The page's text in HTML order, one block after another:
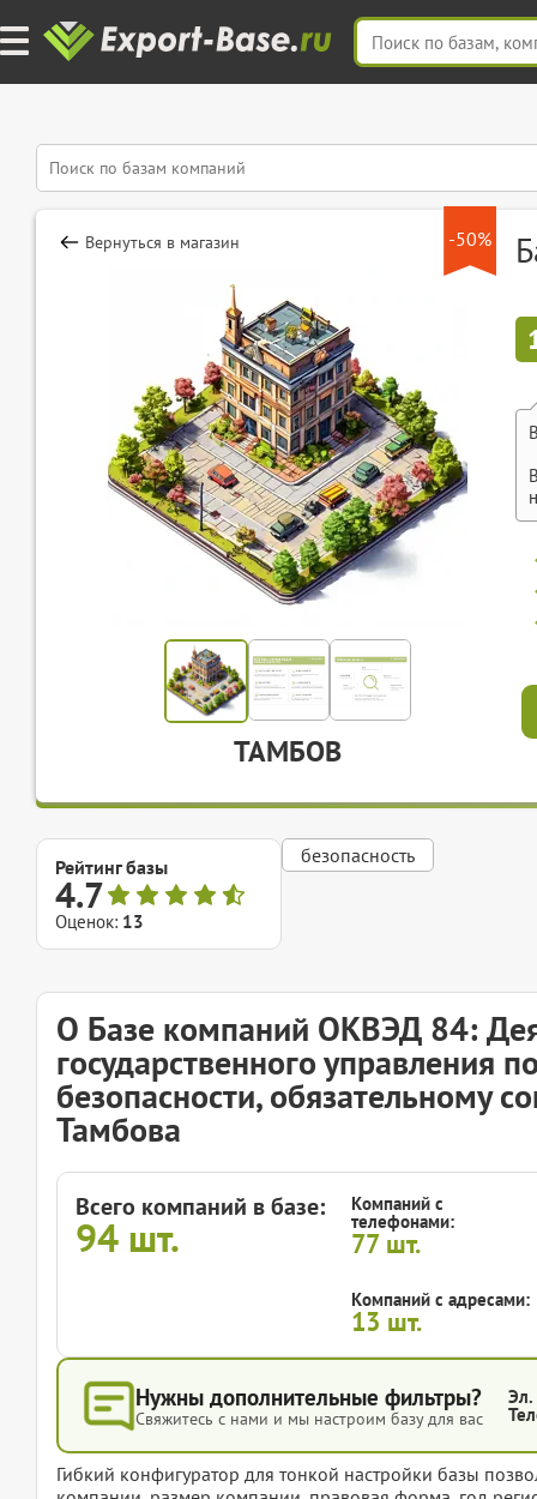
-50%
Вернуться в магазин
ТАМБОВ
Рейтинг базы
4.7
Оценок: 13
безопасность
О Базе компаний ОКВЭД 84:
государственного управления
безопасности, обязательному
Тамбова
Всего компаний в базе:
94 шт.
Компаний с
телефонами:
77 шт.
Компаний с адресами:
13 шт.
Нужны дополнительные фильтры?
Свяжитесь с нами и мы настроим базу для вас
Эл.
Гибкий конфигуратор для тонкой настройки базы